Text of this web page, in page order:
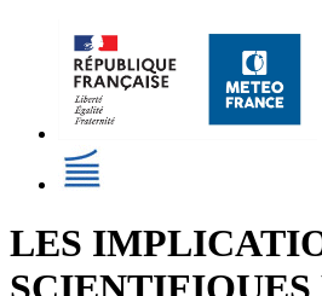
LES